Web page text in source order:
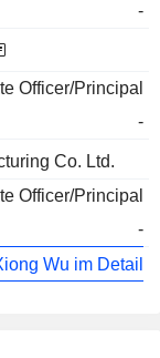
-
Officer/Principal
-
Co. Ltd.
Officer/Principal
-
Wu im Detail